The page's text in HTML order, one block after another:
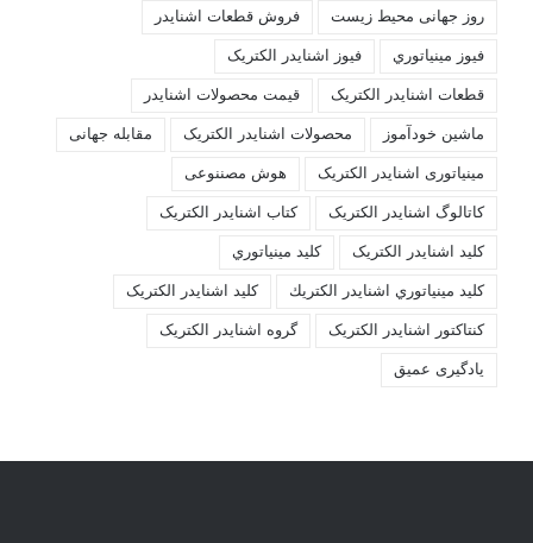
روز جهانی محیط زیست فروش قطعات اشنايدر
فيوز مينياتوري فیوز اشنایدر الکتریک
قطعات اشنایدر الکتریک قیمت محصولات اشنایدر
ماشین خودآموز محصولات اشنایدر الکتریک مقابله جهانی
مینیاتوری اشنایدر الکتریک هوش مصننوعی
کاتالوگ اشنایدر الکتریک کتاب اشنایدر الکتریک
کليد اشنايدر الکتريک کليد مينياتوري
کليد مينياتوري اشنايدر الكتريك کلید اشنایدر الکتریک
کنتاکتور اشنایدر الکتریک گروه اشنایدر الکتریک
یادگیری عمیق